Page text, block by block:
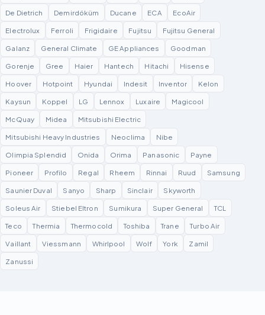
De Dietrich
Demirdöküm Ducane ECA
EcoAir
Electrolux
Ferroli Frigidaire Fujitsu
Fujitsu General
Galanz
General Climate GE Appliances
Goodman
Gorenje
Gree Haier Hantech Hitachi
Hisense
Hoover
Hotpoint Hyundai Indesit Inventor
Kelon
Kaysun
Koppel LG Lennox Luxaire
Magicool
McQuay
Midea
Mitsubishi Electric
Mitsubishi Heavy Industries
Neoclima
Nibe
Olimpia Splendid
Onida Orima Panasonic
Payne
Pioneer
Profilo Regal Rheem Rinnai Ruud
Samsung
Saunier Duval
Sanyo Sharp Sinclair
Skyworth
Soleus Air
Stiebel Eltron Sumikura Super General
TCL
Teco
Thermia Thermocold Toshiba Trane
Turbo Air
Vaillant
Viessmann Whirlpool Wolf York
Zamil
Zanussi